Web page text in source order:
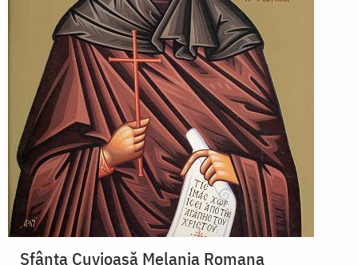
Sfânta Cuvioasă Melania Romana